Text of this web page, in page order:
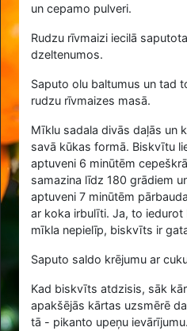
un cepamo pulveri.
Rudzu rīvmaizi iecilā
dzeltenumos.
Saputo olu baltumus un tad
rudzu rīvmaizes masā.
Mīklu sadala divās daļās un
savā kūkas formā. Biskvītu
aptuveni 6 minūtēm
samazina līdz 180 grādiem
aptuveni 7 minūtēm
ar koka irbulīti. Ja, to
mīkla nepielīp, biskvīts ir
Saputo saldo krējumu ar
Kad biskvīts atdzisis, sāk
apakšējās kārtas uzsmērē
tā - pikanto upeņu